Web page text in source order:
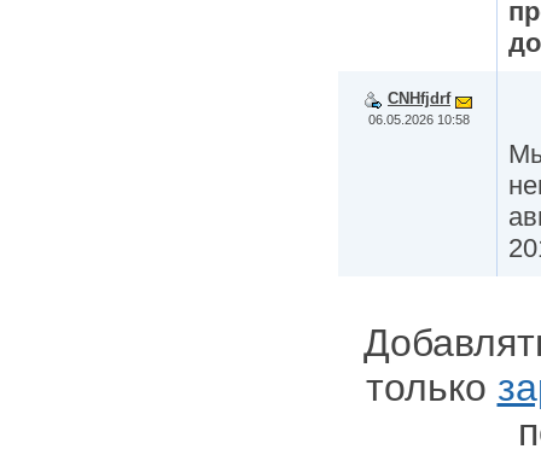
CNHfjdrf
06.05.2026 10:58
только